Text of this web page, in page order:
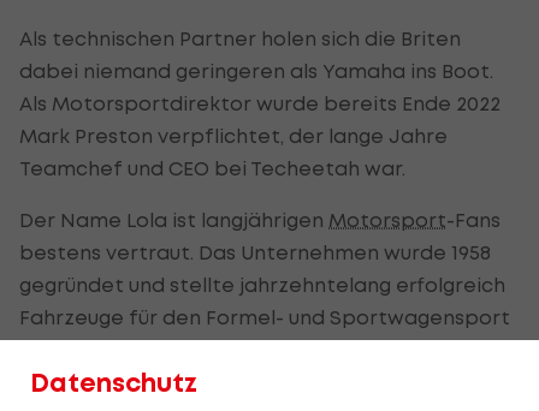
Als technischen Partner holen sich die Briten
dabei niemand geringeren als Yamaha ins Boot.
Als Motorsportdirektor wurde bereits Ende 2022
Mark Preston verpflichtet, der lange Jahre
Teamchef und CEO bei Techeetah war.
Der Name Lola ist langjährigen Motorsport-Fans
bestens vertraut. Das Unternehmen wurde 1958
gegründet und stellte jahrzehntelang erfolgreich
Fahrzeuge für den Formel- und Sportwagensport
Le Mans.
Datenschutz